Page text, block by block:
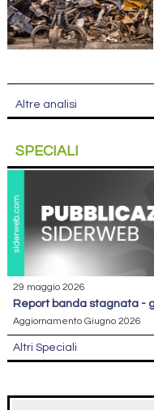
Altre analisi
SPECIALI
29 maggio 2026
report banda stagnata -
Aggiornamento Giugno 2026
Altri Speciali